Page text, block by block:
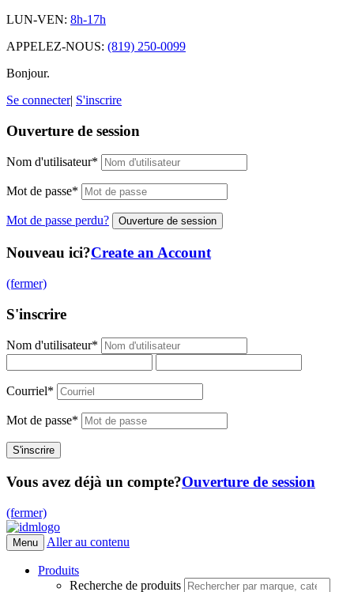
LUN-VEN: 8h-17h
APPELEZ-NOUS: (819) 250-0099
Bonjour.
Se connecter| S'inscrire
Ouverture de session
Nom d'utilisateur*
Mot de passe*
Mot de passe perdu?
Nouveau ici?Create an Account
(fermer)
S'inscrire
Nom d'utilisateur*
Courriel*
Mot de passe*
Vous avez déjà un compte?Ouverture de session
(fermer)
Menu Aller au contenu
Produits
Recherche de produits